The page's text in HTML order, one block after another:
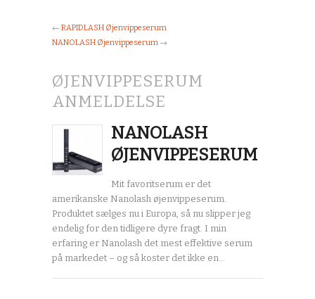
← RAPIDLASH Øjenvippeserum
NANOLASH Øjenvippeserum →
ØJENVIPPESERUM
ANMELDELSE
NANOLASH
ØJENVIPPESERUM
Mit favoritserum er det
amerikanske Nanolash øjenvippeserum.
Produktet sælges nu i Europa, så nu slipper jeg
endelig for den tidligere dyre fragt. I min
erfaring er Nanolash det mest effektive serum
på markedet – og så koster det ikke en…